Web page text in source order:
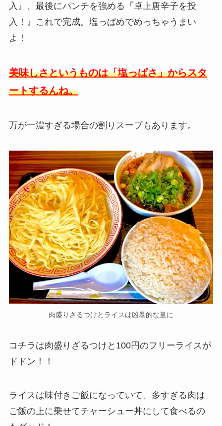
入』、最後にパンチを強める『卓上唐辛子を投
入！』これで完成。塩っぱめでめっちゃうまい
よ！
美味しさというものは「塩っぱさ」からスタ
ートするんね。
万が一濃すぎる場合の割りスープもあります。
肉盛りざるつけとライスは凶暴的な量に
コチラは肉盛りざるつけと100円のフリーライスが
ドドン！！
ライスは味付きご飯になっていて、多すぎる肉は
ご飯の上に乗せてチャーシュー丼にして食べるの